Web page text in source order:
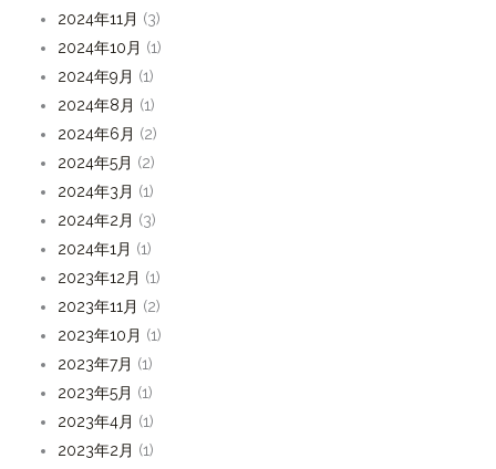
2024年11月 (3)
2024年10月 (1)
2024年9月 (1)
2024年8月 (1)
2024年6月 (2)
2024年5月 (2)
2024年3月 (1)
2024年2月 (3)
2024年1月 (1)
2023年12月 (1)
2023年11月 (2)
2023年10月 (1)
2023年7月 (1)
2023年5月 (1)
2023年4月 (1)
2023年2月 (1)